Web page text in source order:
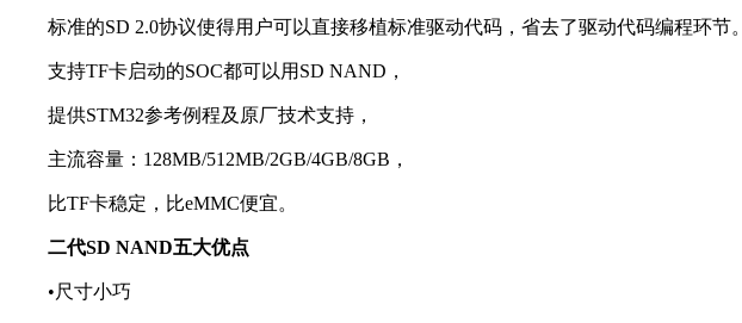
标准的SD 2.0协议使得用户可以直接移植标准驱动代码，省去了驱动代码编程环节。
支持TF卡启动的SOC都可以用SD NAND，
提供STM32参考例程及原厂技术支持，
主流容量：128MB/512MB/2GB/4GB/8GB，
比TF卡稳定，比eMMC便宜。
二代SD NAND五大优点
•尺寸小巧